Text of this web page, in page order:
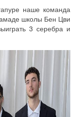
наше команда
школы Бен Цви
3 серебра и